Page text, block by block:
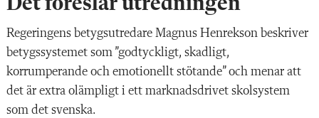
Regeringens betygsutredare Magnus Henrekson beskriver
betygssystemet som ”godtyckligt, skadligt,
korrumperande och emotionellt stötande” och menar att
det är extra olämpligt i ett marknadsdrivet skolsystem
som det svenska.